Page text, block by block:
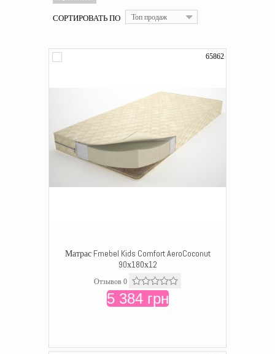
СОРТИРОВАТЬ ПО Топ продаж
65862
Матрас Fmebel Kids Comfort AeroCoconut
90х180х12
Отзывов 0
5 384 грн